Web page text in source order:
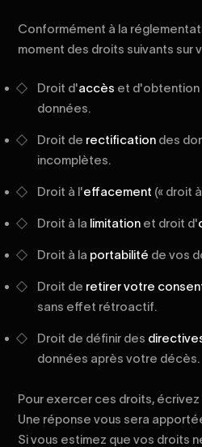
Conformément à la
moment des droits suivants sur
Droit d'accès et d'obtention
données.
Droit de rectification des
incomplètes.
Droit à l'effacement (« droit
Droit à la limitation et droit d'
Droit à la portabilité de vos
Droit de retirer votre
sans effet rétroactif.
Droit de définir des
données après votre décès.
Pour exercer ces droits, écrivez
Une réponse vous sera
Si vous estimez que vos droits